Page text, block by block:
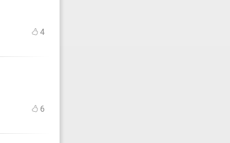
4
6